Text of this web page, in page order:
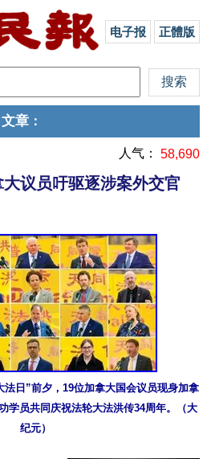
电子报 正體版
文章 ：
人气： 58,690
议员吁驱逐涉案外交官
法日”前夕，19位加拿大国会议员现身加拿
学员共同庆祝法轮大法洪传34周年。（大
纪元）